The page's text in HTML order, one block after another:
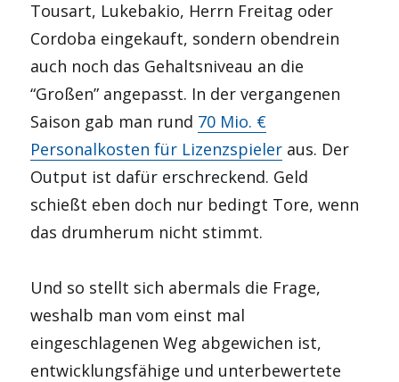
Tousart, Lukebakio, Herrn Freitag oder
Cordoba eingekauft, sondern obendrein
auch noch das Gehaltsniveau an die
“Großen” angepasst. In der vergangenen
Saison gab man rund 70 Mio. €
Personalkosten für Lizenzspieler aus. Der
Output ist dafür erschreckend. Geld
schießt eben doch nur bedingt Tore, wenn
das drumherum nicht stimmt.
Und so stellt sich abermals die Frage,
weshalb man vom einst mal
eingeschlagenen Weg abgewichen ist,
entwicklungsfähige und unterbewertete